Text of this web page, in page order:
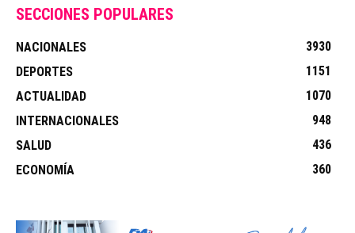
SECCIONES POPULARES
NACIONALES
3930
DEPORTES
1151
ACTUALIDAD
1070
INTERNACIONALES
948
SALUD
436
ECONOMÍA
360